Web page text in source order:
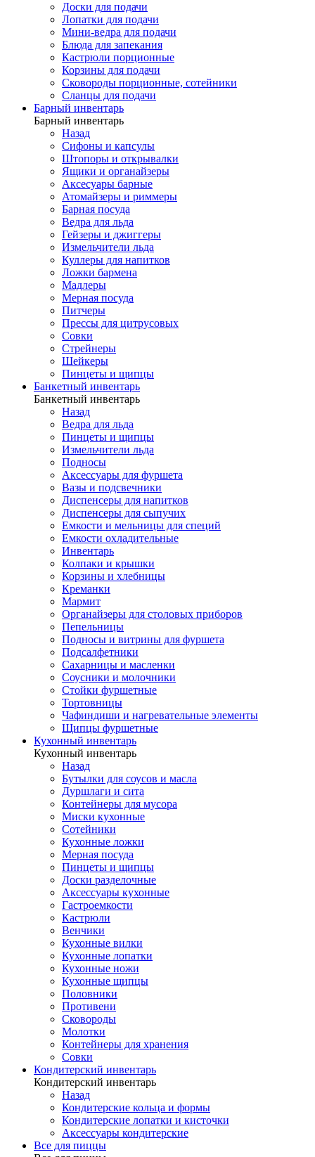
Доски для подачи
Лопатки для подачи
Мини-ведра для подачи
Блюда для запекания
Кастрюли порционные
Корзины для подачи
Сковороды порционные, сотейники
Сланцы для подачи
Барный инвентарь
Барный инвентарь
Назад
Сифоны и капсулы
Штопоры и открывалки
Ящики и органайзеры
Аксесуары барные
Атомайзеры и риммеры
Барная посуда
Ведра для льда
Гейзеры и джиггеры
Измельчители льда
Куллеры для напитков
Ложки бармена
Мадлеры
Мерная посуда
Питчеры
Прессы для цитрусовых
Совки
Стрейнеры
Шейкеры
Пинцеты и щипцы
Банкетный инвентарь
Банкетный инвентарь
Назад
Ведра для льда
Пинцеты и щипцы
Измельчители льда
Подносы
Аксессуары для фуршета
Вазы и подсвечники
Диспенсеры для напитков
Диспенсеры для сыпучих
Емкости и мельницы для специй
Емкости охладительные
Инвентарь
Колпаки и крышки
Корзины и хлебницы
Креманки
Мармит
Органайзеры для столовых приборов
Пепельницы
Подносы и витрины для фуршета
Подсалфетники
Сахарницы и масленки
Соусники и молочники
Стойки фуршетные
Тортовницы
Чафиндиши и нагревательные элементы
Щипцы фуршетные
Кухонный инвентарь
Кухонный инвентарь
Назад
Бутылки для соусов и масла
Дуршлаги и сита
Контейнеры для мусора
Миски кухонные
Сотейники
Кухонные ложки
Мерная посуда
Пинцеты и щипцы
Доски разделочные
Аксессуары кухонные
Гастроемкости
Кастрюли
Венчики
Кухонные вилки
Кухонные лопатки
Кухонные ножи
Кухонные щипцы
Половники
Противени
Сковороды
Молотки
Контейнеры для хранения
Совки
Кондитерский инвентарь
Кондитерский инвентарь
Назад
Кондитерские кольца и формы
Кондитерские лопатки и кисточки
Аксессуары кондитерские
Все для пиццы